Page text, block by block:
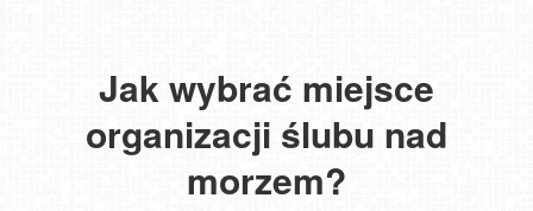
Jak wybrać miejsce
organizacji ślubu nad
morzem?